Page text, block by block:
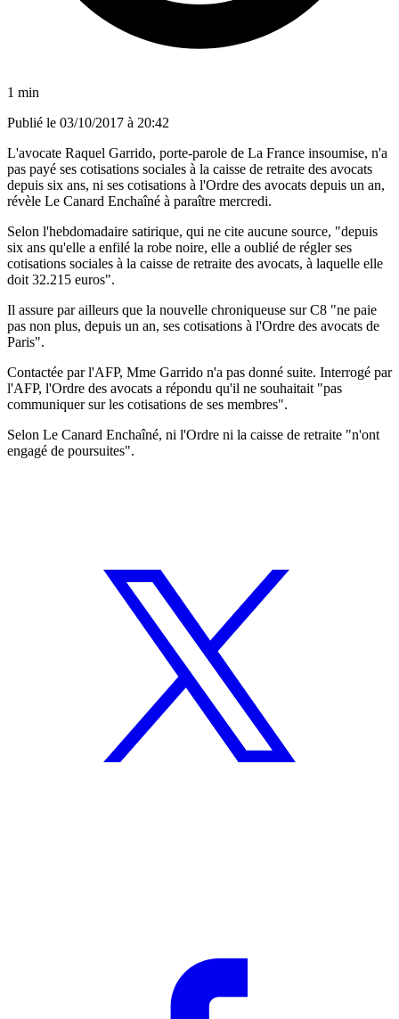
1 min
Publié le 03/10/2017 à 20:42
L'avocate Raquel Garrido, porte-parole de La France insoumise, n'a
pas payé ses cotisations sociales à la caisse de retraite des avocats
depuis six ans, ni ses cotisations à l'Ordre des avocats depuis un an,
révèle Le Canard Enchaîné à paraître mercredi.
Selon l'hebdomadaire satirique, qui ne cite aucune source, "depuis
six ans qu'elle a enfilé la robe noire, elle a oublié de régler ses
cotisations sociales à la caisse de retraite des avocats, à laquelle elle
doit 32.215 euros".
Il assure par ailleurs que la nouvelle chroniqueuse sur C8 "ne paie
pas non plus, depuis un an, ses cotisations à l'Ordre des avocats de
Paris".
Contactée par l'AFP, Mme Garrido n'a pas donné suite. Interrogé par
l'AFP, l'Ordre des avocats a répondu qu'il ne souhaitait "pas
communiquer sur les cotisations de ses membres".
Selon Le Canard Enchaîné, ni l'Ordre ni la caisse de retraite "n'ont
engagé de poursuites".